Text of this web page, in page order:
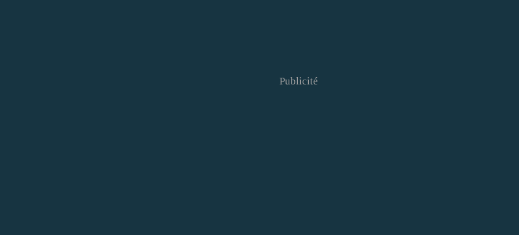
Publicité